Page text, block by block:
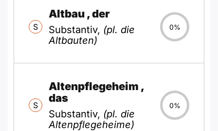
S
Altbau , der
Substantiv, (pl. die
Altbauten)
0%
S
Altenpflegeheim ,
das
Substantiv, (pl. die
Altenpflegeheime)
0%